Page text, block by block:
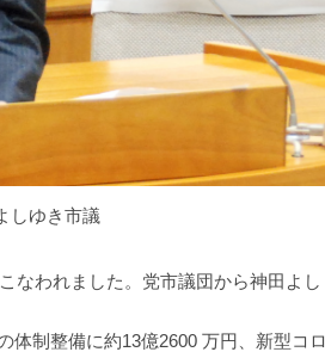
しゆき市議
われました。党市議団から神田よし
制整備に約13億2600 万円、新型コロ